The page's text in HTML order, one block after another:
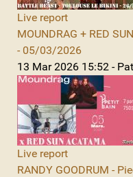
Live report
MOUNDRAG + RED
- 05/03/2026
13 Mar 2026 15:52 -
Live report
RANDY GOODRUM -